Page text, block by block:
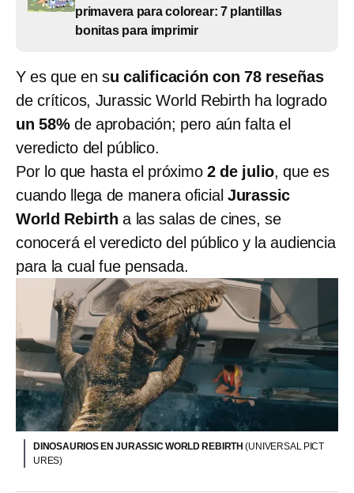
primavera para colorear: 7 plantillas
bonitas para imprimir
Y es que en su calificación con 78 reseñas
de críticos, Jurassic World Rebirth ha logrado
un 58% de aprobación; pero aún falta el
veredicto del público.
Por lo que hasta el próximo2 de julio, que es
cuando llega de manera oficial Jurassic
World Rebirth a las salas de cines, se
conocerá el veredicto del público y la audiencia
para la cual fue pensada.
DINOSAURIOS EN JURASSIC WORLD REBIRTH(UNIVERSAL PICT
URES)